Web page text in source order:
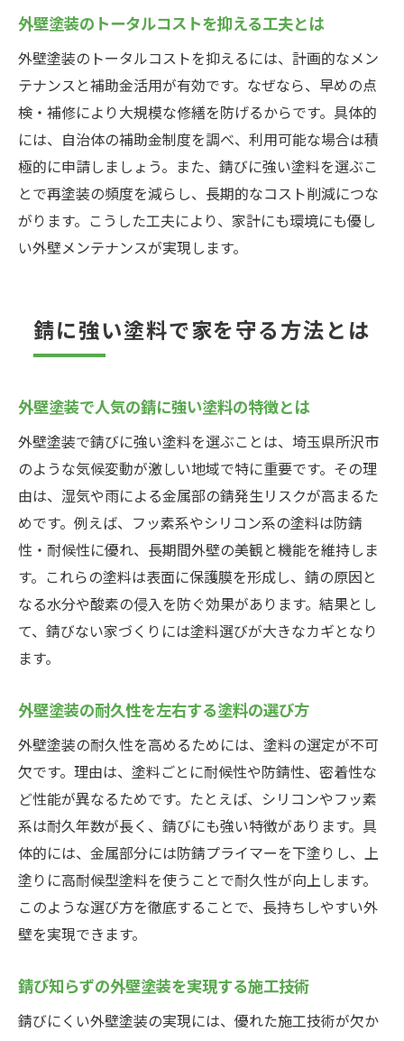
外壁塗装のトータルコストを抑える工夫とは
外壁塗装のトータルコストを抑えるには、計画的なメン
テナンスと補助金活用が有効です。なぜなら、早めの点
検・補修により大規模な修繕を防げるからです。具体的
には、自治体の補助金制度を調べ、利用可能な場合は積
極的に申請しましょう。また、錆びに強い塗料を選ぶこ
とで再塗装の頻度を減らし、長期的なコスト削減につな
がります。こうした工夫により、家計にも環境にも優し
い外壁メンテナンスが実現します。
錆に強い塗料で家を守る方法とは
外壁塗装で人気の錆に強い塗料の特徴とは
外壁塗装で錆びに強い塗料を選ぶことは、埼玉県所沢市
のような気候変動が激しい地域で特に重要です。その理
由は、湿気や雨による金属部の錆発生リスクが高まるた
めです。例えば、フッ素系やシリコン系の塗料は防錆
性・耐候性に優れ、長期間外壁の美観と機能を維持しま
す。これらの塗料は表面に保護膜を形成し、錆の原因と
なる水分や酸素の侵入を防ぐ効果があります。結果とし
て、錆びない家づくりには塗料選びが大きなカギとなり
ます。
外壁塗装の耐久性を左右する塗料の選び方
外壁塗装の耐久性を高めるためには、塗料の選定が不可
欠です。理由は、塗料ごとに耐候性や防錆性、密着性な
ど性能が異なるためです。たとえば、シリコンやフッ素
系は耐久年数が長く、錆びにも強い特徴があります。具
体的には、金属部分には防錆プライマーを下塗りし、上
塗りに高耐候型塗料を使うことで耐久性が向上します。
このような選び方を徹底することで、長持ちしやすい外
壁を実現できます。
錆び知らずの外壁塗装を実現する施工技術
錆びにくい外壁塗装の実現には、優れた施工技術が欠か